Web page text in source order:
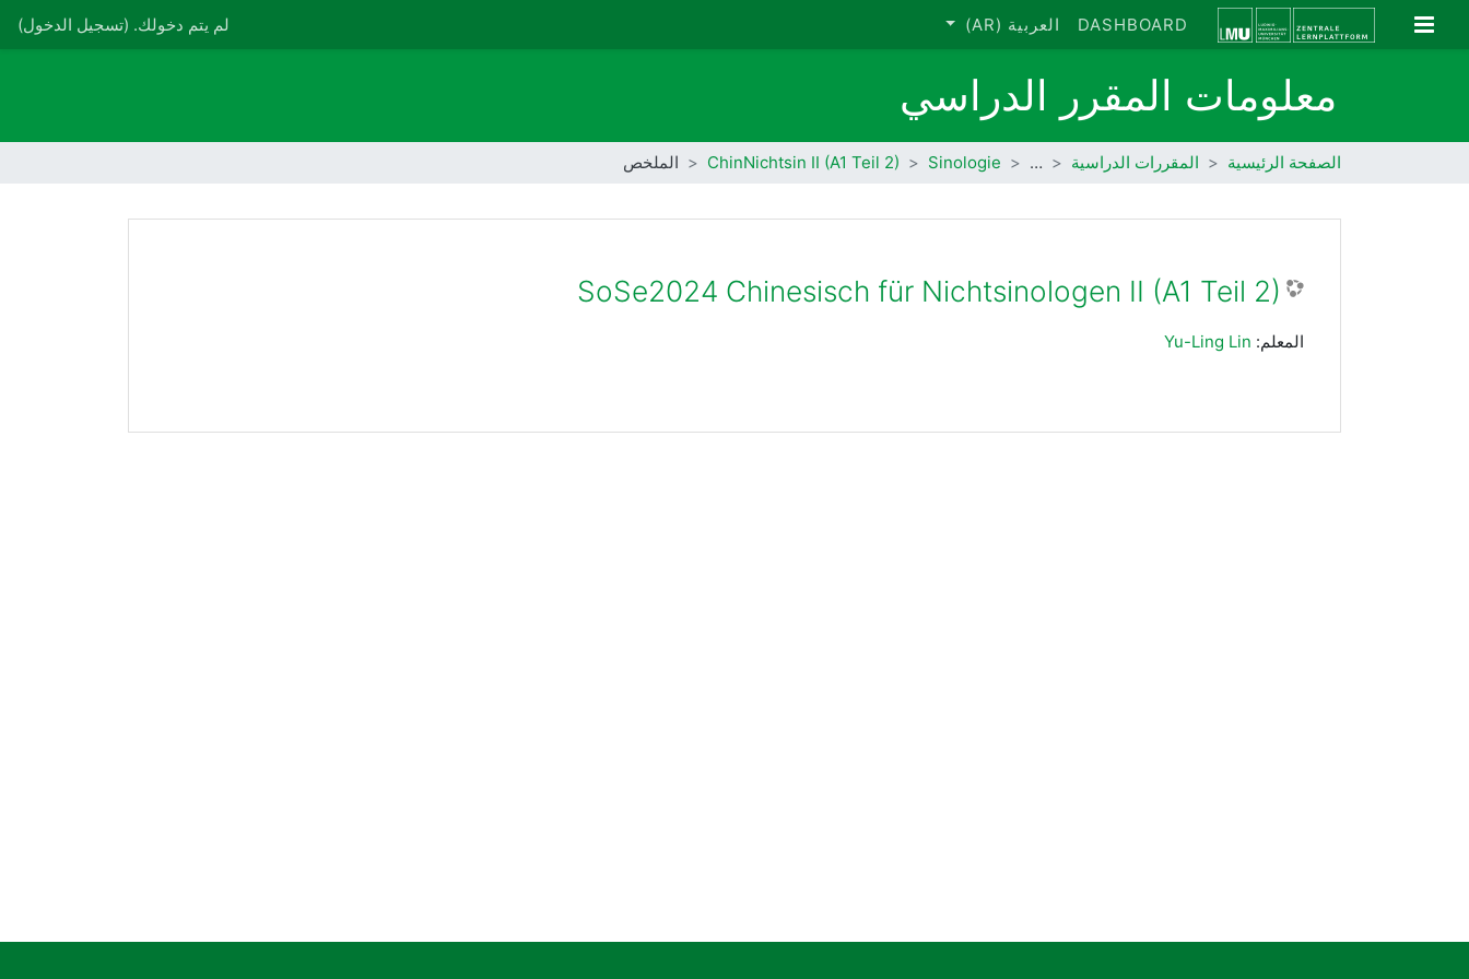
تخطى إلى المحتوى الرئيسي
واجهة جانبية DASHBOARD العربية ‎(AR)‎ لم يتم دخولك. (تسجيل الدخول)
معلومات المقرر الدراسي
الصفحة الرئيسية المقررات الدراسية …
Sinologie
ChinNichtsin II (A1 Teil 2) الملخص
SoSe2024 Chinesisch für Nichtsinologen II (A1 Teil 2)
المعلم: Yu-Ling Lin